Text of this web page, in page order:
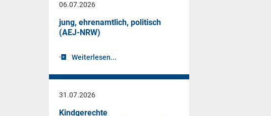
06.07.2026
jung, ehrenamtlich, politisch
(AEJ-NRW)
Weiterlesen...
31.07.2026
Kindgerechte